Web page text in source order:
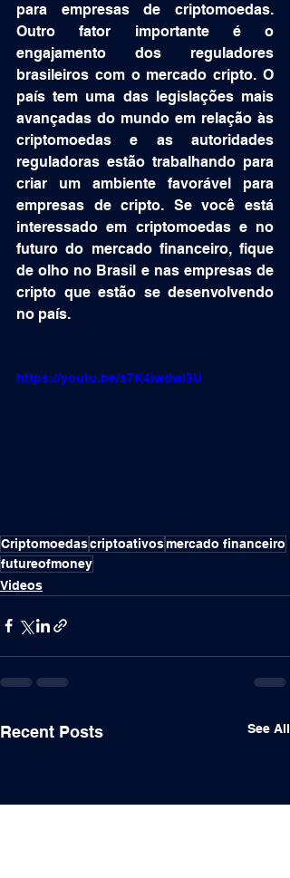
para empresas de criptomoedas.
Outro fator importante é o
engajamento dos reguladores
brasileiros com o mercado cripto. O
país tem uma das legislações mais
avançadas do mundo em relação às
criptomoedas e as autoridades
reguladoras estão trabalhando para
criar um ambiente favorável para
empresas de cripto. Se você está
interessado em criptomoedas e no
futuro do mercado financeiro, fique
de olho no Brasil e nas empresas de
cripto que estão se desenvolvendo
no país.
https://youtu.be/s7K4iwdwl3U
Criptomoedascriptoativosmercado financeiro
futureofmoney
Videos
Recent Posts See All